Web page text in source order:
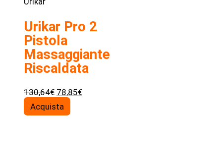
Urikar Pro 2
Pistola
Massaggiante
Riscaldata
130,64€ Il
prezzo
78,85€Il
Acquista